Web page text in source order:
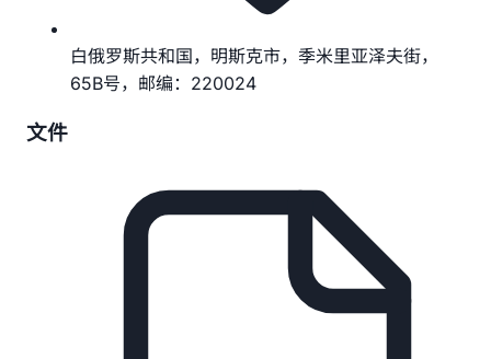
白俄罗斯共和国，明斯克市，季米里亚泽夫街，
65B号，邮编：220024
文件